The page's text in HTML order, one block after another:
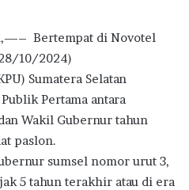
Bertempat di Novotel
10/2024)
Sumatera Selatan
Pertama antara
Wakil Gubernur tahun
paslon.
sumsel nomor urut 3,
5 tahun terakhir atau di era